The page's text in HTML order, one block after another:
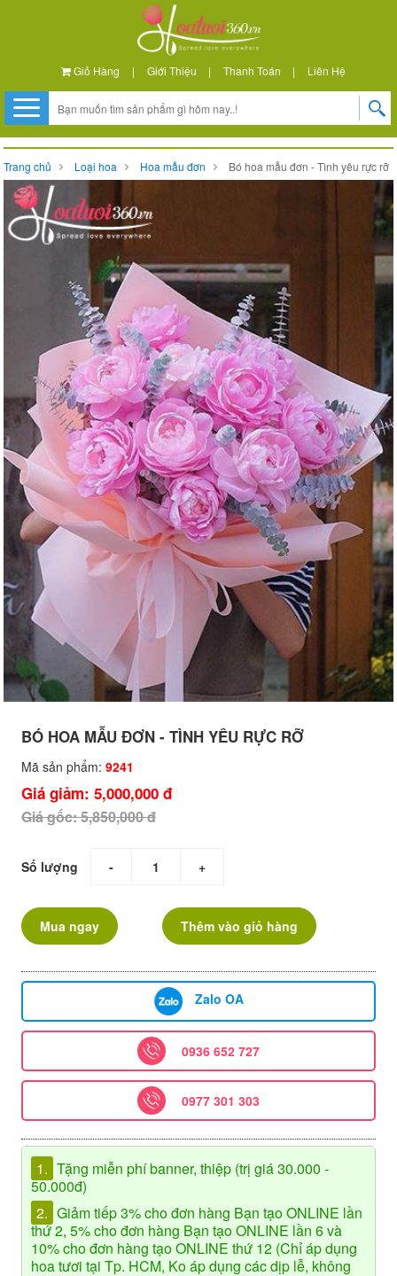
Giỏ Hàng | Giới Thiệu | Thanh Toán | Liên Hệ
Trang chủ Loại hoa Hoa mẫu đơn Bó hoa mẫu đơn - Tình yêu rực rỡ
BÓ HOA MẪU ĐƠN - TÌNH YÊU RỰC RỠ
Mã sản phẩm: 9241
Giá giảm: 5,000,000 đ
Giá gốc: 5,850,000 đ
Số lượng - +
Mua ngay Thêm vào giỏ hàng
Zalo OA
0936 652 727
0977 301 303
1. Tặng miễn phí banner, thiệp (trị giá 30.000 -
50.000đ)
2. Giảm tiếp 3% cho đơn hàng Bạn tạo ONLINE lần
thứ 2, 5% cho đơn hàng Bạn tạo ONLINE lần 6 và
10% cho đơn hàng tạo ONLINE thứ 12 (Chỉ áp dụng
hoa tươi tại Tp. HCM, Ko áp dụng các dịp lễ, không